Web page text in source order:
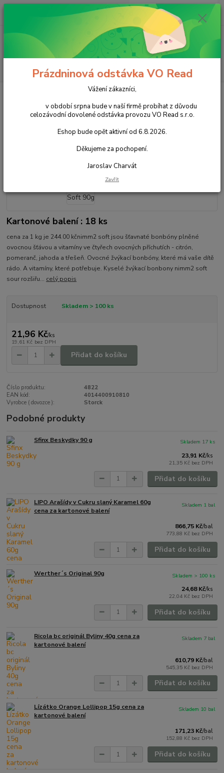
Po - Pá 8 - 14h
ks
za 0,00 Kč
Nečokoládové cukrovinky
Kartonové balení : 18 ks
cena za 1 kg je 244.00 kčnimm2 soft jsou šťavnaté bonbóny plněné
ovocnou šťávou a vitamíny ve čtyřech ovocných příchutích - citrón,
pomeranč, jahoda a třešeň. Ovocné žvýkací bonbóny, které má vaše dítě
rádo. A vitamíny, které potřebuje. Kyselé žvýkací bonbony nimm2 soft
sour rozšiřu... celý popis
Dostupnost Skladem > 100 ks
21,96 Kč/ks
19,61 Kč bez DPH
Přidat do košíku
Číslo produktu:
4822
EAN kód:
4014400910810
Vyrobce ( dovozce ):
Storck
Podobné produkty
Sfinx Beskydky 90 g
23,91 Kč/ks
21,35 Kč bez DPH
Skladem 17 ks
Přidat do košíku
LIPO Arašídy v Cukru slaný Karamel 60g
cena za kartonové balení
866,75 Kč/bal
773,88 Kč bez DPH
Skladem 1 bal
Přidat do košíku
Werther´s Original 90g
24,68 Kč/ks
22,04 Kč bez DPH
Skladem > 100 ks
Přidat do košíku
Ricola bc originál Byliny 40g cena za
kartonové balení
610,79 Kč/bal
545,35 Kč bez DPH
Skladem 7 bal
Přidat do košíku
Lízátko Orange Lollipop 15g cena za
kartonové balení
171,23 Kč/bal
152,88 Kč bez DPH
Skladem 10 bal
Přidat do košíku
Prázdninová odstávka VO Read
Vážení zákazníci,
v období srpna bude v naší firmě probíhat z důvodu
celozávodní dovolené odstávka provozu VO Read s.r.o.
Eshop bude opět aktivní od 6.8.2026.
Děkujeme za pochopení.
Jaroslav Charvát
Zavřít